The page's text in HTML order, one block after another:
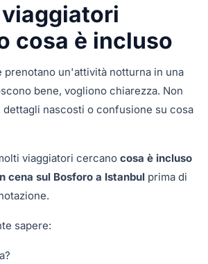
cosa è incluso
prenotano un'attività notturna in una
bene, vogliono chiarezza. Non
nascosti o confusione su cosa
viaggiatori cercano cosa è incluso
cena sul Bosforo a Istanbul prima di
sapere: